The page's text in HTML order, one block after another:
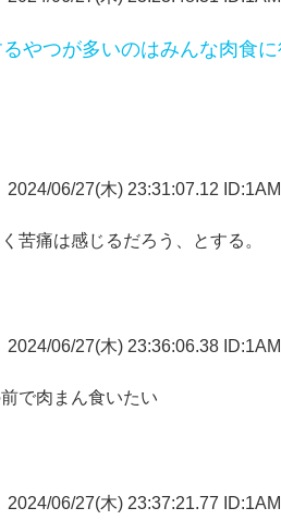
やつが多いのはみんな肉食
2024/06/27(木) 23:31:07.12
苦痛は感じるだろう、とする。
2024/06/27(木) 23:36:06.38
で肉まん食いたい
2024/06/27(木) 23:37:21.77